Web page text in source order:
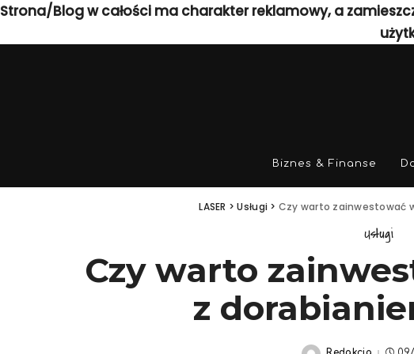
Strona/Blog w całości ma charakter reklamowy, a
Biznes & Finanse
LASER >Usługi > Czy warto zainwestować
Usługi
Czy warto
z